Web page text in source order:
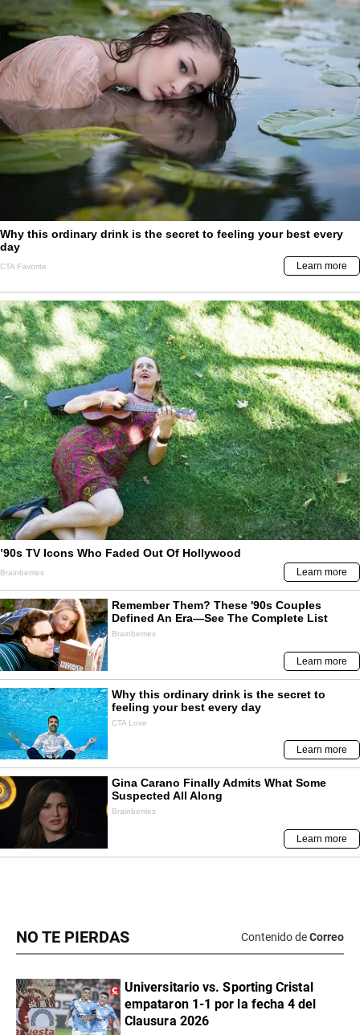
NO TE PIERDAS Contenido deCorreo
Universitario vs. Sporting Cristal
empataron 1-1 por la fecha 4 del
Clausura 2026